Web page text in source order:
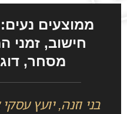
ממוצעים
חישוב, זמני
מסחר,
בני וזנה, יועץ